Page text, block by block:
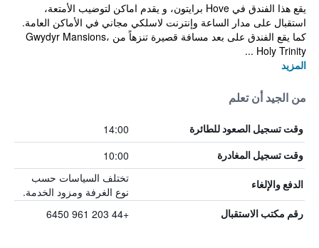
يقع هذا الفندق في Hove برايتون، و يقدم اماكن لتوضيب الأمتعة،
استقبال على مدار الساعة وإنترنت لاسلكي مجاني في الأماكن العامة.
كما يقع الفندق على بعد مسافة قصيرة تنزهاً من Gwydyr Mansions،
Holy Trinity ...
المزيد
من الجيد أن تعلم
وقت تسجيل الصعود للطائرة 14:00
وقت تسجيل المغادرة 10:00
الدفع والإلغاء
تختلف السياسات حسب
نوع الغرفة ومزود الخدمة.
رقم مكتب الاستقبال +44 203 961 6450